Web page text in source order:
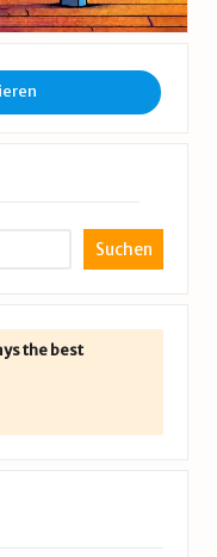
Suchen
the best